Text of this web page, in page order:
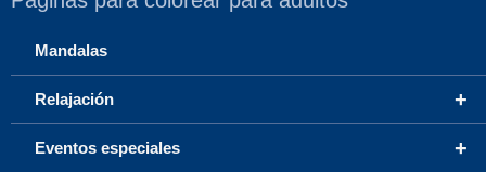
Mandalas
+
Relajación
+
Eventos especiales